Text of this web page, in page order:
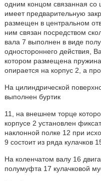
одним концом связанная со
имеет предварительную
размещен в центральном
ним связан посредством
вала 7 выполнен в виде
одностороннего действия,
котором размещена
опирается на корпус 2, а
На цилиндрической
выполнен буртик
11, на внешнем торце
корпусе 2 установлен
наклонной полке 12 при
9 состоит из ряда кулачков
На коленчатом валу 16
полумуфта 17 кулачковой